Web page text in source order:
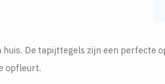
huis. De tapijttegels zijn een
opfleurt.